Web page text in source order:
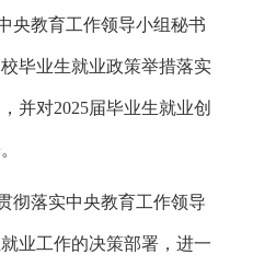
央教育工作领导小组秘书
毕业生就业政策举措落实
并对2025届毕业生就业创
彻落实中央教育工作领导
业工作的决策部署，进一